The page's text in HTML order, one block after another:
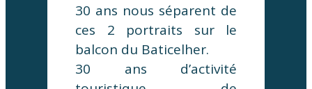
30 ans nous séparent de
ces 2 portraits sur le
balcon du Baticelher.
30 ans d’activité